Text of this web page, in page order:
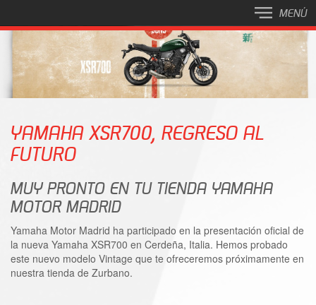
MENÚ
YAMAHA XSR700, REGRESO AL
FUTURO
MUY PRONTO EN TU TIENDA YAMAHA
MOTOR MADRID
Yamaha Motor Madrid ha participado en la presentación oficial de
la nueva Yamaha XSR700 en Cerdeña, Italia. Hemos probado
este nuevo modelo Vintage que te ofreceremos próximamente en
nuestra tienda de Zurbano.